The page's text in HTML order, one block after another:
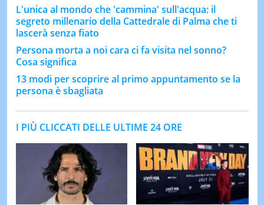
L'unica al mondo che 'cammina' sull'acqua: il
segreto millenario della Cattedrale di Palma che ti
lascerà senza fiato
Persona morta a noi cara ci fa visita nel sonno?
Cosa significa
13 modi per scoprire al primo appuntamento se la
persona è sbagliata
I PIÙ CLICCATI DELLE ULTIME 24 ORE